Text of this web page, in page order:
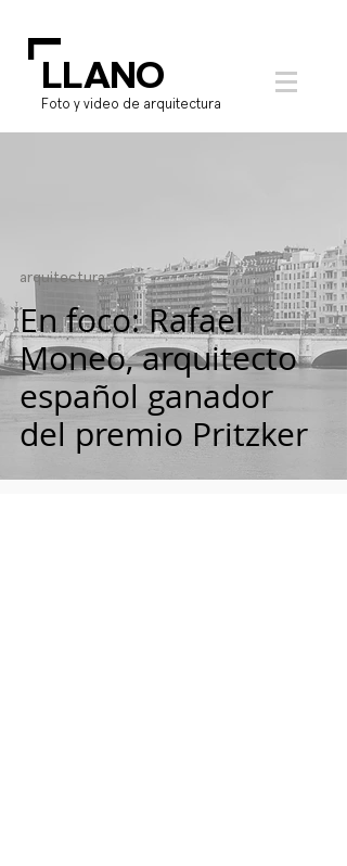
L
LLANO
Foto y video de arquitectura
En foco: Rafael
Moneo, arquitecto
español ganador
del premio Pritzker
arquitectura